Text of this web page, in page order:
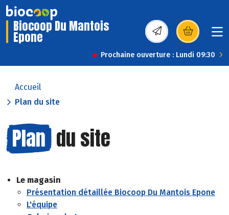
Biocoop Du Mantois
Epone (s’ouvre dans une
Prochaine ouverture : Lundi 09:30
Accueil
Plan du site
Plan du site
Le magasin
Présentation détaillée Biocoop Du Mantois Epone
L'équipe